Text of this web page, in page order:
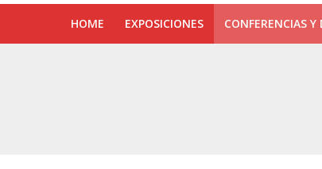
HOME EXPOSICIONES CONFERENCIAS Y